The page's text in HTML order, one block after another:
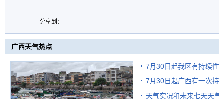
分享到：
广西天气热点
7月30日起我区有持续
7月30日起广西有一次
天气实况和未来七天天